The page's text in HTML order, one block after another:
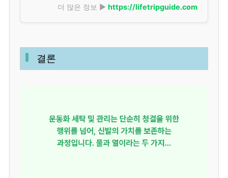
더 많은 정보 ▶ https://lifetripguide.com
결론